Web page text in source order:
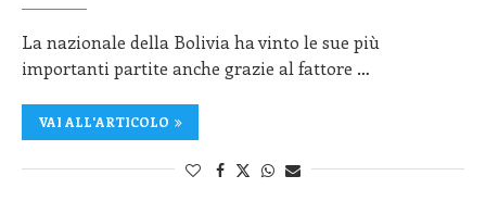
La nazionale della Bolivia ha vinto le sue più
importanti partite anche grazie al fattore …
VAI ALL'ARTICOLO